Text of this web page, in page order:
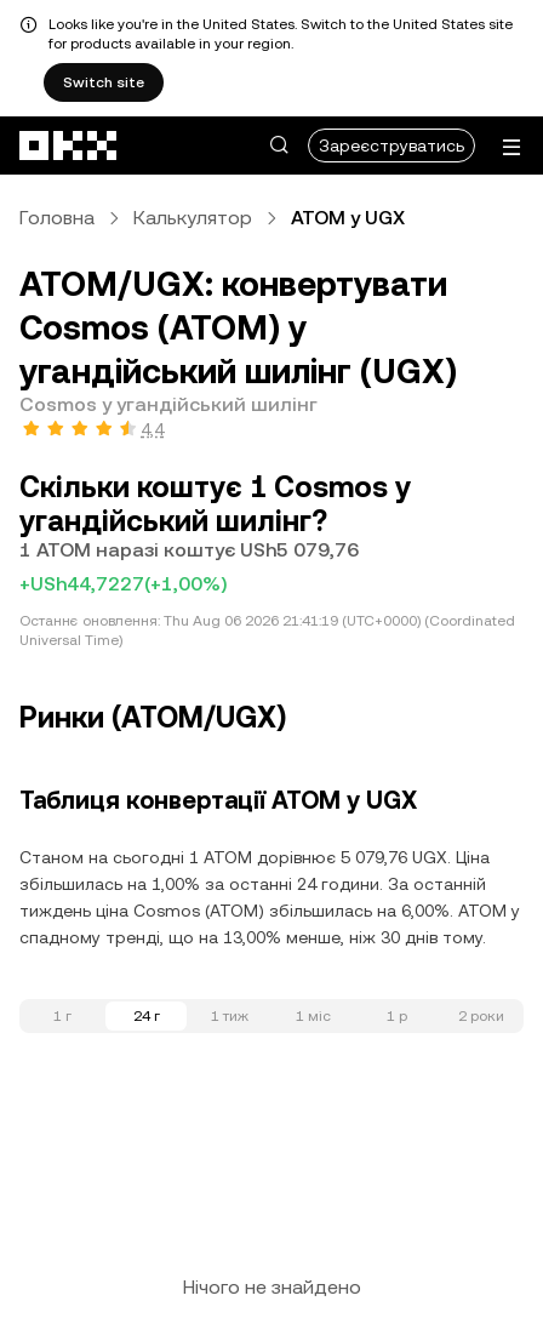
Looks like you're in the United States. Switch to the United States site
for products available in your region.
Switch site
Зареєструватись
Головна Калькулятор ATOM у UGX
ATOM/UGX: конвертувати
Cosmos (ATOM) у
угандійський шилінг (UGX)
Cosmos у угандійський шилінг
4,4
Скільки коштує 1 Cosmos у
угандійський шилінг?
1 ATOM наразі коштує USh5 079,76
+USh44,7227(+1,00%)
Останнє оновлення: Thu Aug 06 2026 21:41:19 (UTC+0000) (Coordinated
Universal Time)
Ринки (ATOM/UGX)
Таблиця конвертації ATOM у UGX
Станом на сьогодні 1 ATOM дорівнює 5 079,76 UGX. Ціна
збільшилась на 1,00% за останні 24 години. За останній
тиждень ціна Cosmos (ATOM) збільшилась на 6,00%. ATOM у
спадному тренді, що на 13,00% менше, ніж 30 днів тому.
1 г 24 г 1 тиж 1 міс 1 р 2 роки
Нічого не знайдено